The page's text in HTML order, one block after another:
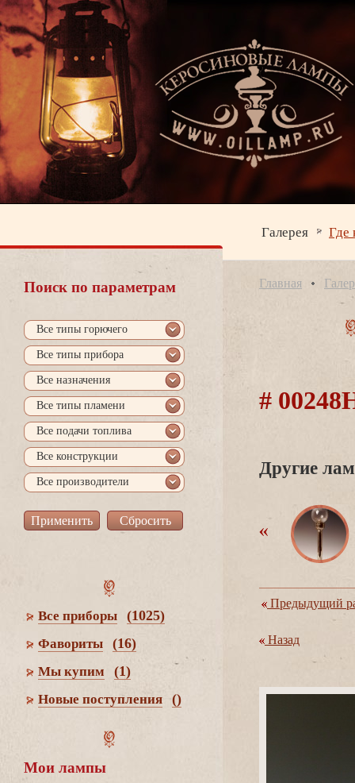
Галерея Где
Поиск по параметрам
се типы горючего
се типы прибора
се назначения
се типы пламени
се подачи топлива
се конструкции
се производители
се приборы (1025)
Фавориты (16)
Мы купим (1)
Новые поступления ()
Мои лампы
Главная
#
Другие
Предыдущий
Назад